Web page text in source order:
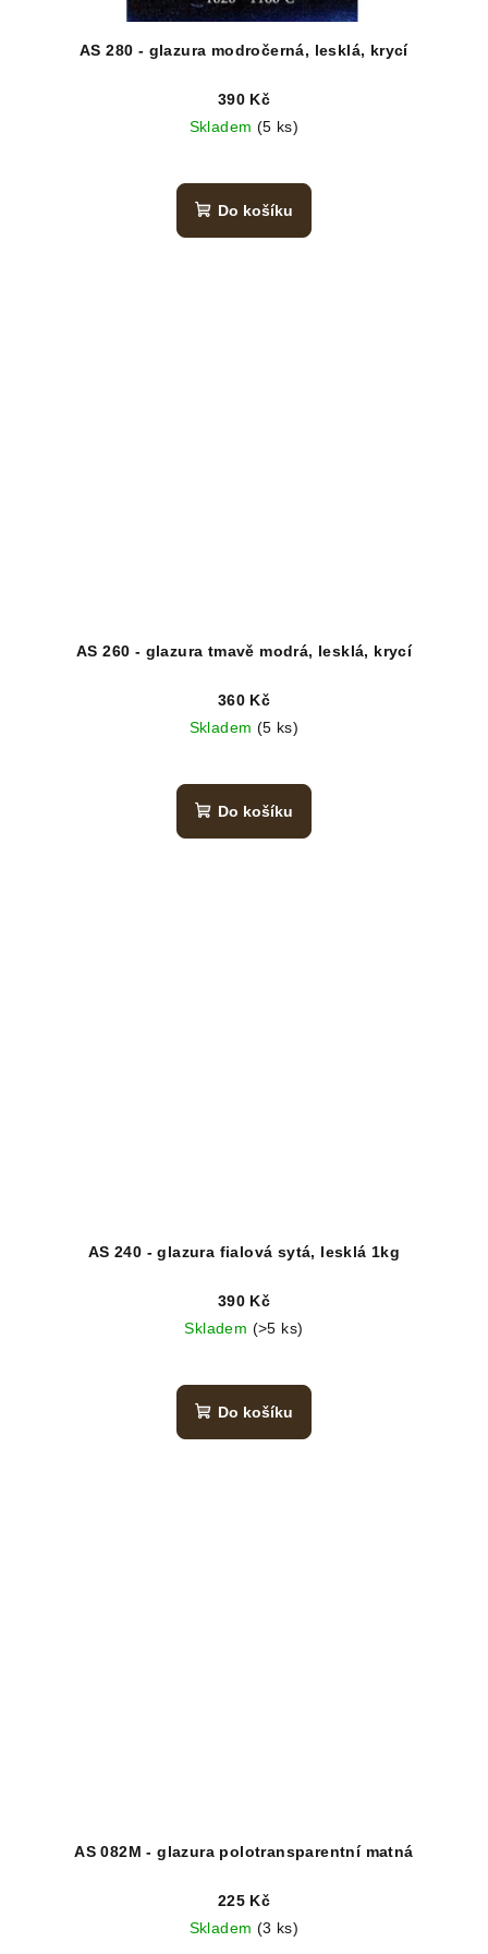
AS 280 - glazura modročerná, lesklá, krycí
390 Kč
Skladem (5 ks)
Do košíku
AS 260 - glazura tmavě modrá, lesklá, krycí
360 Kč
Skladem (5 ks)
Do košíku
AS 240 - glazura fialová sytá, lesklá 1kg
390 Kč
Skladem (>5 ks)
Do košíku
AS 082M - glazura polotransparentní matná
225 Kč
Skladem (3 ks)